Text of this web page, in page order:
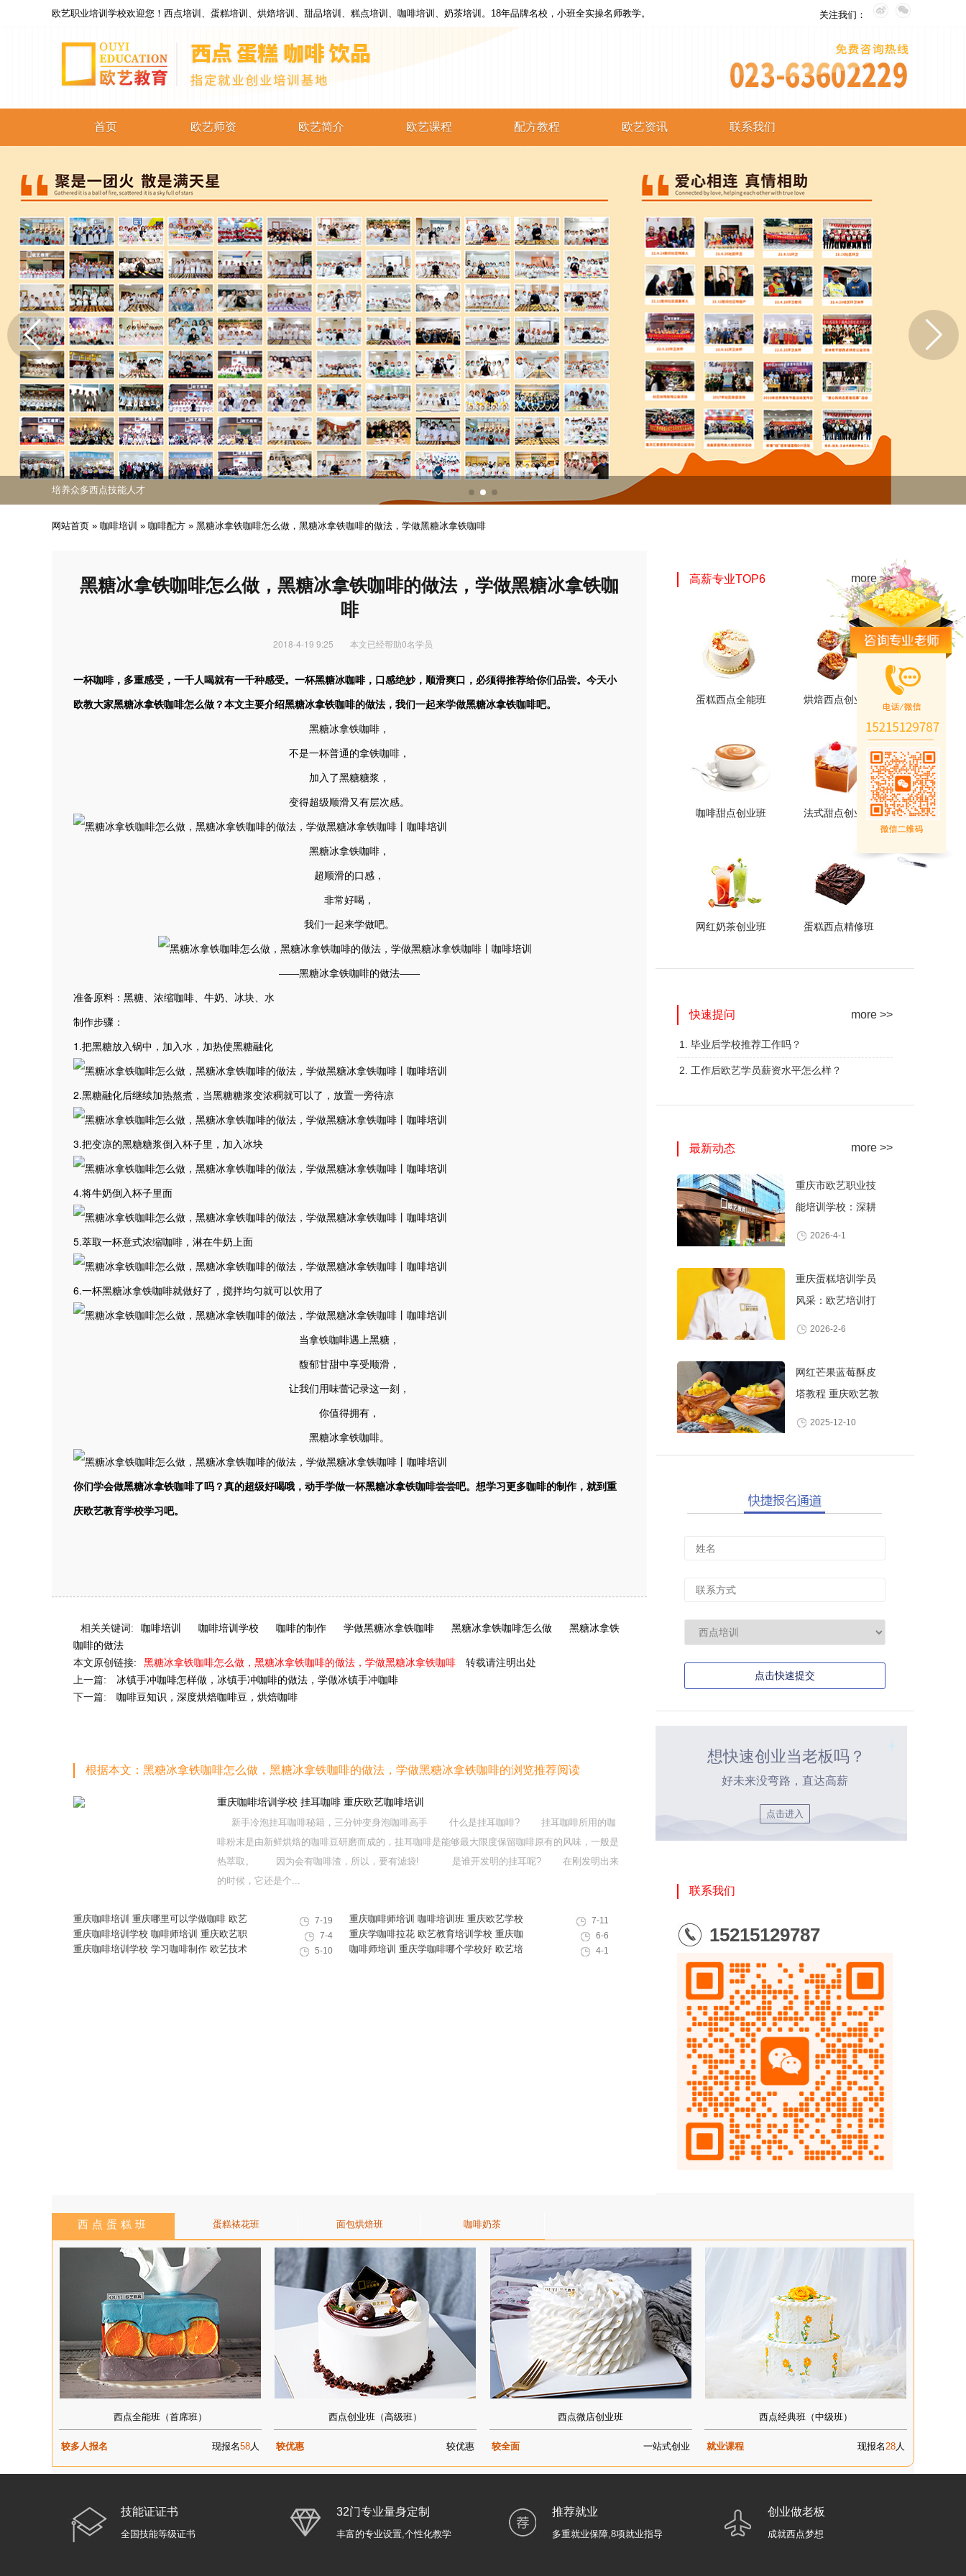
欧艺职业培训学校欢迎您！西点培训、蛋糕培训、烘焙培训、甜品培训、糕点培训、咖啡培训、奶茶培训。18年品牌名校，小班全实操名师教学。 关注我们：
首页 欧艺师资 欧艺简介 欧艺课程
烘焙培训
咖啡培训
奶茶培训
饮品培训
调酒培训
配方教程
烘焙配方
咖啡配方
奶茶配方
饮品配方
调酒配方
欧艺资讯 联系我们
免费课程活动出炉
专业西点技能职业培训
培养众多西点技能人才
免费课程活动出炉
专业西点技能职业培训
网站首页 » 咖啡培训 » 咖啡配方 » 黑糖冰拿铁咖啡怎么做，黑糖冰拿铁咖啡的做法，学做黑糖冰拿铁咖啡
黑糖冰拿铁咖啡怎么做，黑糖冰拿铁咖啡的做法，学做黑糖冰拿铁咖
啡
2018-4-19 9:25 本文已经帮助0名学员
一杯咖啡，多重感受，一千人喝就有一千种感受。一杯黑糖冰咖啡，口感绝妙，顺滑爽口，必须得推荐给你们品尝。今天小
欧教大家黑糖冰拿铁咖啡怎么做？本文主要介绍黑糖冰拿铁咖啡的做法，我们一起来学做黑糖冰拿铁咖啡吧。
黑糖冰拿铁咖啡，
不是一杯普通的拿铁咖啡，
加入了黑糖糖浆，
变得超级顺滑又有层次感。
黑糖冰拿铁咖啡，
超顺滑的口感，
非常好喝，
我们一起来学做吧。
——黑糖冰拿铁咖啡的做法——
准备原料：黑糖、浓缩咖啡、牛奶、冰块、水
制作步骤：
1.把黑糖放入锅中，加入水，加热使黑糖融化
2.黑糖融化后继续加热熬煮，当黑糖糖浆变浓稠就可以了，放置一旁待凉
3.把变凉的黑糖糖浆倒入杯子里，加入冰块
4.将牛奶倒入杯子里面
5.萃取一杯意式浓缩咖啡，淋在牛奶上面
6.一杯黑糖冰拿铁咖啡就做好了，搅拌均匀就可以饮用了
当拿铁咖啡遇上黑糖，
馥郁甘甜中享受顺滑，
让我们用味蕾记录这一刻，
你值得拥有，
黑糖冰拿铁咖啡。
你们学会做黑糖冰拿铁咖啡了吗？真的超级好喝哦，动手学做一杯黑糖冰拿铁咖啡尝尝吧。想学习更多咖啡的制作，就到重
庆欧艺教育学校学习吧。
相关关键词: 咖啡培训 咖啡培训学校 咖啡的制作 学做黑糖冰拿铁咖啡 黑糖冰拿铁咖啡怎么做
黑糖冰拿铁
咖啡的做法
本文原创链接:
黑糖冰拿铁咖啡怎么做，黑糖冰拿铁咖啡的做法，学做黑糖冰拿铁咖啡
转载请注明出处
上一篇:
冰镇手冲咖啡怎样做，冰镇手冲咖啡的做法，学做冰镇手冲咖啡
下一篇:
咖啡豆知识，深度烘焙咖啡豆，烘焙咖啡
根据本文：黑糖冰拿铁咖啡怎么做，黑糖冰拿铁咖啡的做法，学做黑糖冰拿铁咖啡的浏览推荐阅读
重庆咖啡培训学校 挂耳咖啡 重庆欧艺咖啡培训
新手冷泡挂耳咖啡秘籍，三分钟变身泡咖啡高手 什么是挂耳咖啡? 挂耳咖啡所用的咖
啡粉末是由新鲜烘焙的咖啡豆研磨而成的，挂耳咖啡是能够最大限度保留咖啡原有的风味，一般是
热萃取。 因为会有咖啡渣，所以，要有滤袋! 是谁开发明的挂耳呢? 在刚发明出来
的时候，它还是个...
重庆咖啡培训 重庆哪里可以学做咖啡 欧艺
教育培训学校
7-19
重庆咖啡师培训 咖啡培训班 重庆欧艺学校
好不好
7-11
重庆咖啡培训学校 咖啡师培训 重庆欧艺职
业培训学校
7-4
重庆学咖啡拉花 欧艺教育培训学校 重庆咖
啡培训
6-6
重庆咖啡培训学校 学习咖啡制作 欧艺技术
5-10
咖啡师培训 重庆学咖啡哪个学校好 欧艺培
4-1
高薪专业TOP6 more >>
蛋糕西点全能班
蛋糕西点全能班
火爆的专业
烘焙西点创业班
烘焙西点创业班
火爆的专业
咖啡甜点创业班
咖啡甜点创业班
火爆的专业
法式甜点创业班
法式甜点创业班
火爆的专业
网红奶茶创业班
火爆的专业
蛋糕西点精修班
火爆的专业
快速提问 more >>
1. 毕业后学校推荐工作吗？
2. 工作后欧艺学员薪资水平怎么样？
最新动态 more >>
重庆市欧艺职业技
能培训学校：深耕
2026-4-1
重庆蛋糕培训学员
风采：欧艺培训打
2026-2-6
网红芒果蓝莓酥皮
塔教程 重庆欧艺教
2025-12-10
点击快速提交
想快速创业当老板吗？
好未来没弯路，直达高薪
点击进入
联系我们
15215129787
西点蛋糕班 蛋糕裱花班 面包烘焙班 咖啡奶茶
西点全能班（首席班）
较多人报名 现报名58人
西点创业班（高级班）
较优惠 较优惠
西点微店创业班
较全面 一站式创业
西点经典班（中级班）
就业课程 现报名28人
技能证证书
全国技能等级证书
32门专业量身定制
丰富的专业设置,个性化教学
推荐就业
多重就业保障,8项就业指导
创业做老板
成就西点梦想